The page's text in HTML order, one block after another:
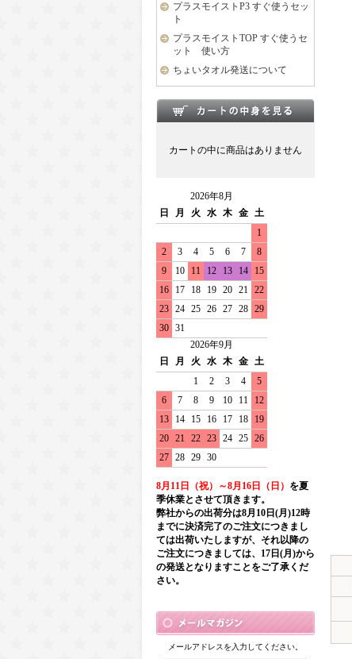
プラスモイストP3 すぐ使うセッ
ト
プラスモイストTOP すぐ使うセ
ット 使い方
ちょいタオル発送について
カートの中に商品はありません
2026年8月
日
月 火 水 木 金 土
1
2
3 4 5 6 7
8
9
10 11 12 13 14
15
16
17 18 19 20 21 22
23 24 25 26 27 28 29
30 31
2026年9月
日
月 火 水 木 金 土
1
2 3 4
5
6
7 8 9 10 11
12
13
14 15 16 17 18
19
20 21 22 23 24 25 26
27 28 29 30
8月11日（祝）～8月16日（日） を夏
季休業とさせて頂きます。
弊社からの出荷分は8月10日(月)12時
までに決済完了のご注文につきまし
ては出荷いたしますが、それ以降の
ご注文につきましては、17日(月)から
の発送となりますことをご了承くだ
さい。
メールアドレスを入力してください。